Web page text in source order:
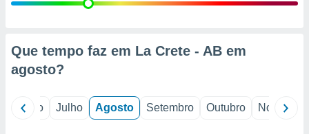
através
Que tempo faz em La Crete - AB em
agosto?
Junho Julho Agosto Setembro Outubro Novembro